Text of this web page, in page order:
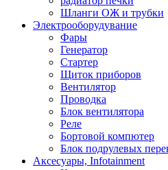
Шланги ОЖ и трубки
Электрооборудувание
Фары
Генератор
Стартер
Щиток приборов
Вентилятор
Проводка
Блок вентилятора
Реле
Бортовой компютер
Блок подрулевых
Аксесуары, Infotainment